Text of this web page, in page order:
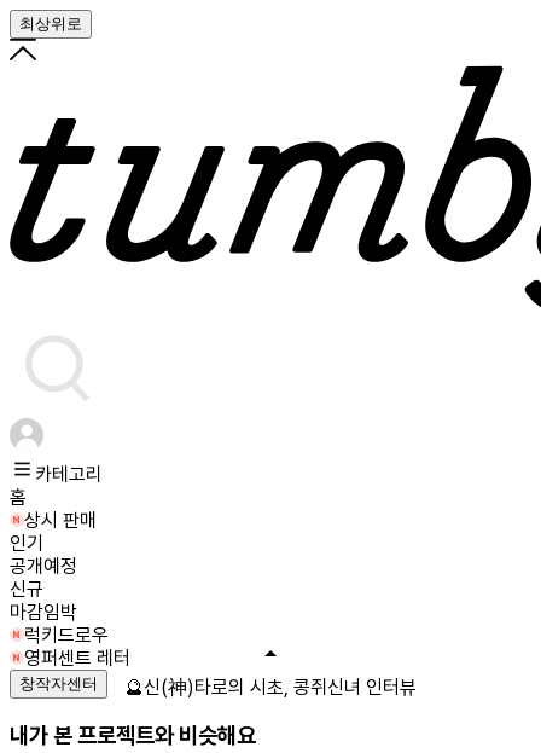
최상위로
카테고리
홈
상시 판매
인기
공개예정
신규
마감임박
럭키드로우
영퍼센트 레터
창작자센터
내가 본 프로젝트와 비슷해요
🔮신(神)타로의 시초, 콩쥐신녀 인터뷰